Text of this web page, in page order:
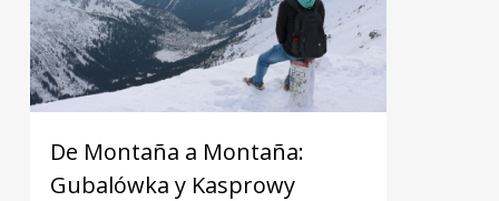
De Montaña a Montaña:
Gubalówka y Kasprowy